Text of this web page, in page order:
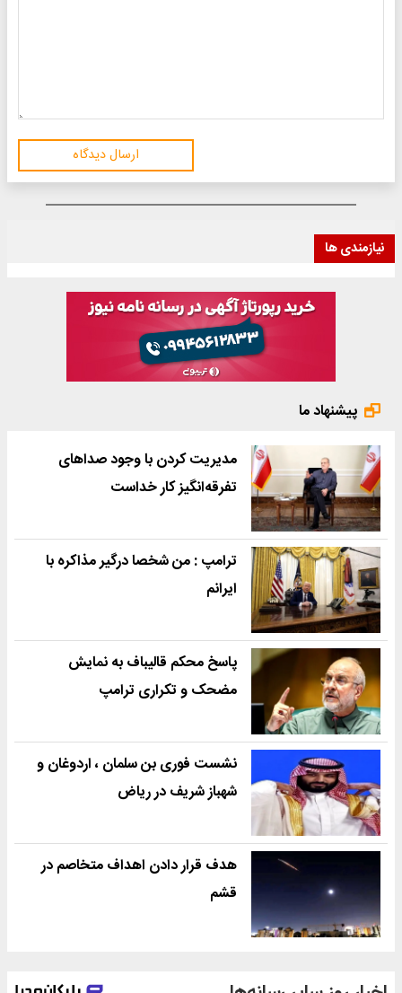
ارسال دیدگاه
نیازمندی ها
پیشنهاد ما
مدیریت کردن با وجود صداهای
تفرقه‌انگیز کار خداست
ترامپ : من شخصا درگیر مذاکره با
ایرانم
پاسخ محکم قالیباف به نمایش
مضحک و تکراری ترامپ
نشست فوری بن سلمان ، اردوغان و
شهباز شریف در ریاض
هدف قرار دادن اهداف متخاصم در
قشم